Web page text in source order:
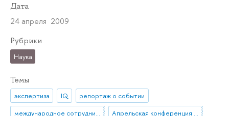
Дата
24 апреля 2009
Рубрики
Наука
Темы
экспертиза IQ
репортаж о событии
международное сотрудничество
Апрельская конференция ВШЭ